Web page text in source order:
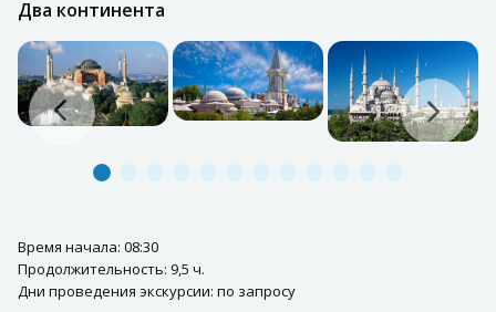
Два континента
Время начала: 08:30
Продолжительность: 9,5 ч.
Дни проведения экскурсии: по запросу